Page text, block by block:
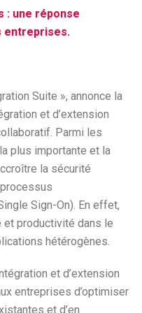
: une réponse
entreprises.
Suite », annonce la
et d’extension
Parmi les
plus importante et la
la sécurité
Sign-On). En effet,
productivité dans le
hétérogènes.
et d’extension
entreprises d’optimiser
et d’en